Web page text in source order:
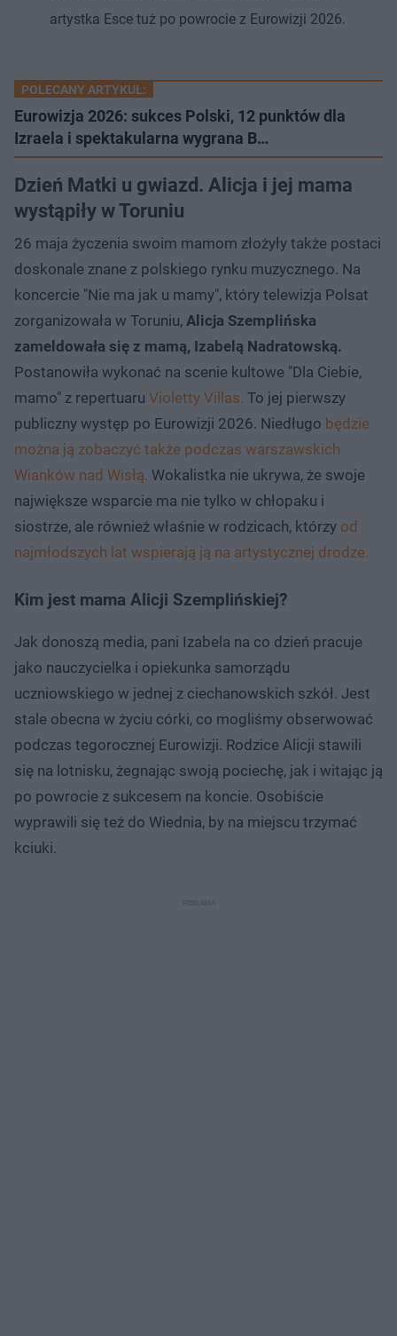
artystka Esce tuż po powrocie z Eurowizji 2026.
POLECANY ARTYKUŁ:
Eurowizja 2026: sukces Polski, 12 punktów dla
Izraela i spektakularna wygrana B…
Dzień Matki u gwiazd. Alicja i jej mama
wystąpiły w Toruniu
26 maja życzenia swoim mamom złożyły także postaci
doskonale znane z polskiego rynku muzycznego. Na
koncercie "Nie ma jak u mamy", który telewizja Polsat
zorganizowała w Toruniu, Alicja Szemplińska
zameldowała się z mamą, Izabelą Nadratowską.
Postanowiła wykonać na scenie kultowe "Dla Ciebie,
mamo" z repertuaru Violetty Villas. To jej pierwszy
publiczny występ po Eurowizji 2026. Niedługo będzie
można ją zobaczyć także podczas warszawskich
Wianków nad Wisłą. Wokalistka nie ukrywa, że swoje
największe wsparcie ma nie tylko w chłopaku i
siostrze, ale również właśnie w rodzicach, którzy od
najmłodszych lat wspierają ją na artystycznej drodze.
Kim jest mama Alicji Szemplińskiej?
Jak donoszą media, pani Izabela na co dzień pracuje
jako nauczycielka i opiekunka samorządu
uczniowskiego w jednej z ciechanowskich szkół. Jest
stale obecna w życiu córki, co mogliśmy obserwować
podczas tegorocznej Eurowizji. Rodzice Alicji stawili
się na lotnisku, żegnając swoją pociechę, jak i witając ją
po powrocie z sukcesem na koncie. Osobiście
wyprawili się też do Wiednia, by na miejscu trzymać
kciuki.